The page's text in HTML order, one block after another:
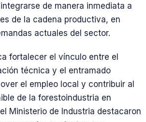
de manera inmediata a
de la cadena productiva, en
actuales del sector.
fortalecer el vínculo entre el
técnica y el entramado
el empleo local y contribuir al
de la forestoindustria en
Ministerio de Industria destacaron